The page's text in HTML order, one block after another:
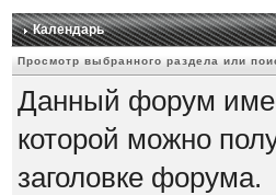
Календарь
Просмотр выбранного раздела или
Данный форум
которой можно
заголовке форума.